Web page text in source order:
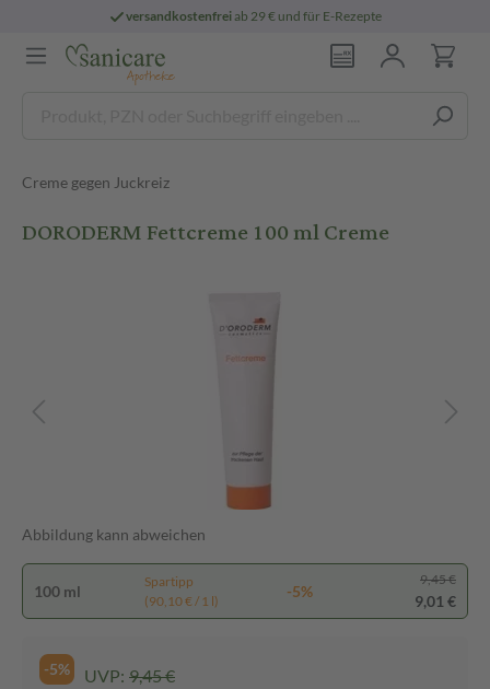
versandkostenfreiab 29 € und für E-Rezepte
Creme gegen Juckreiz
DORODERM Fettcreme 100 ml Creme
Abbildung kann abweichen
100 ml
Spartipp
(90,10 € / 1 l)
-5%
9,45 €
9,01 €
-5% UVP: 9,45 €